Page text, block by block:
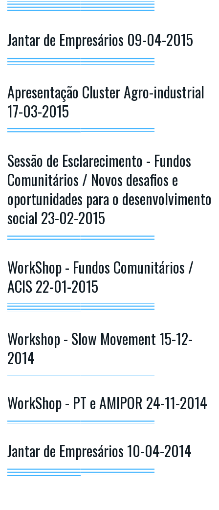
Jantar de Empresários 09-04-2015
Apresentação Cluster Agro-industrial
17-03-2015
Sessão de Esclarecimento - Fundos
Comunitários / Novos desafios e
oportunidades para o desenvolvimento
social 23-02-2015
WorkShop - Fundos Comunitários /
ACIS 22-01-2015
Workshop - Slow Movement 15-12-
2014
WorkShop - PT e AMIPOR 24-11-2014
Jantar de Empresários 10-04-2014